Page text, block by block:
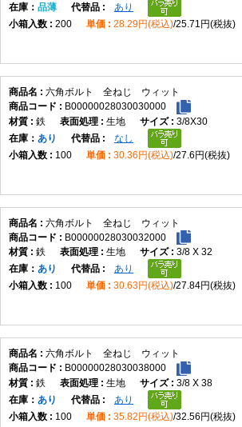
在庫
品薄
あり
200
28.29円(税込) 25.71円(税抜)
六角ボルト 全ねじ ウィット
B00000028030030000
鉄
生地
3/8X30
在庫
あり
なし
100
30.36円(税込) 27.6円(税抜)
六角ボルト 全ねじ ウィット
B00000028030032000
鉄
生地
3/8 X 32
在庫
あり
あり
100
30.63円(税込) 27.84円(税抜)
六角ボルト 全ねじ ウィット
B00000028030038000
鉄
生地
3/8 X 38
在庫
あり
あり
100
35.82円(税込) 32.56円(税抜)